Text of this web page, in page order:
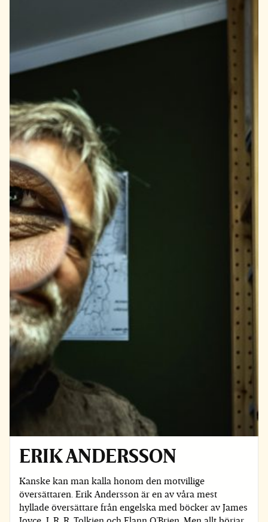
ERIK ANDERSSON
Kanske kan man kalla honom den motvillige
översättaren. Erik Andersson är en av våra mest
hyllade översättare från engelska med böcker av James